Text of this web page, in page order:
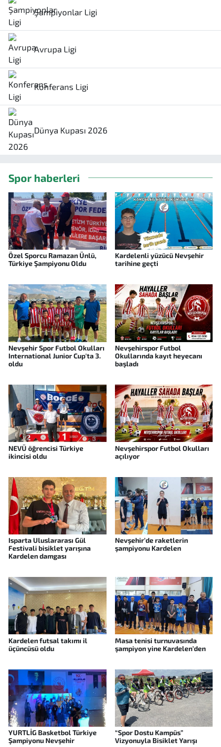
Şampiyonlar Ligi
Avrupa Ligi
Konferans Ligi
Dünya Kupası 2026
Spor haberleri
Özel Sporcu Ramazan Ünlü,
Türkiye Şampiyonu Oldu
Kardelenli yüzücü Nevşehir
tarihine geçti
Nevşehir Spor Futbol Okulları
International Junior Cup'ta 3.
oldu
Nevşehirspor Futbol
Okullarında kayıt heyecanı
başladı
NEVÜ öğrencisi Türkiye
ikincisi oldu
Nevşehirspor Futbol Okulları
açılıyor
Isparta Uluslararası Gül
Festivali bisiklet yarışına
Kardelen damgası
Nevşehir’de raketlerin
şampiyonu Kardelen
Kardelen futsal takımı il
üçüncüsü oldu
Masa tenisi turnuvasında
şampiyon yine Kardelen’den
YURTLİG Basketbol Türkiye
Şampiyonu Nevşehir
“Spor Dostu Kampüs”
Vizyonuyla Bisiklet Yarışı